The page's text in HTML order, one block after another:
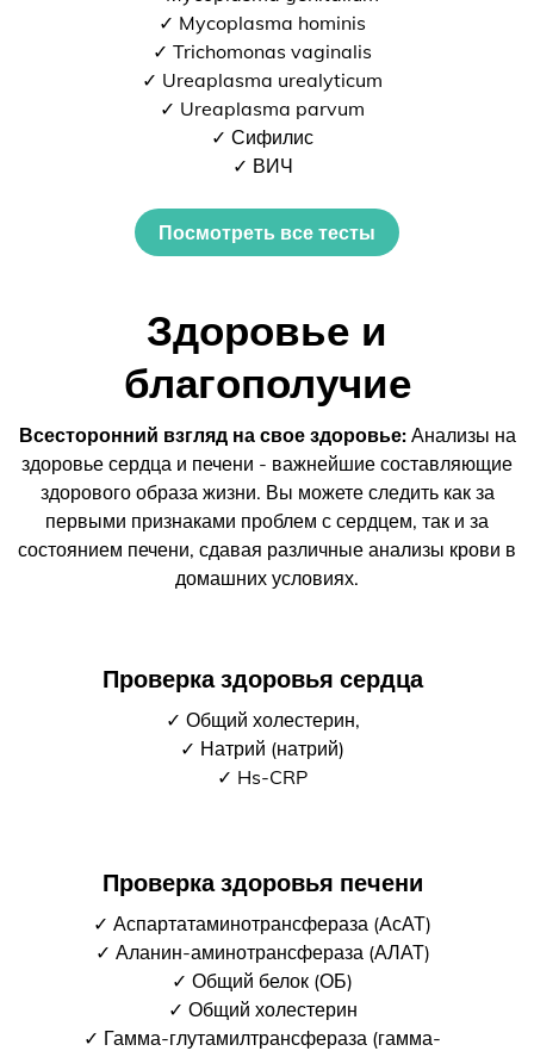
✓ Mycoplasma hominis
✓ Trichomonas vaginalis
✓ Ureaplasma urealyticum
✓ Ureaplasma parvum
✓ Сифилис
✓ ВИЧ
Посмотреть все тесты
Здоровье и
благополучие
Всесторонний взгляд на свое здоровье:Анализы на
здоровье сердца и печени - важнейшие составляющие
здорового образа жизни. Вы можете следить как за
первыми признаками проблем с сердцем, так и за
состоянием печени, сдавая различные анализы крови в
домашних условиях.
Проверка здоровья сердца
✓ Общий холестерин,
✓ Натрий (натрий)
✓ Hs-CRP
Проверка здоровья печени
✓ Аспартатаминотрансфераза (АсАТ)
✓ Аланин-аминотрансфераза (АЛАТ)
✓ Общий белок (ОБ)
✓ Общий холестерин
✓ Гамма-глутамилтрансфераза (гамма-